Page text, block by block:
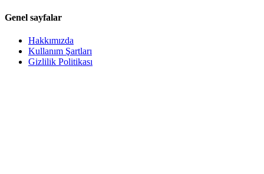
Genel sayfalar
Hakkımızda
Kullanım Şartları
Gizlilik Politikası